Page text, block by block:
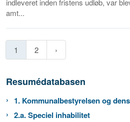
indleveret inden fristens udløb, var
amt...
1 2
Resumédatabasen
1. Kommunalbestyrelsen og
2.a. Speciel inhabilitet